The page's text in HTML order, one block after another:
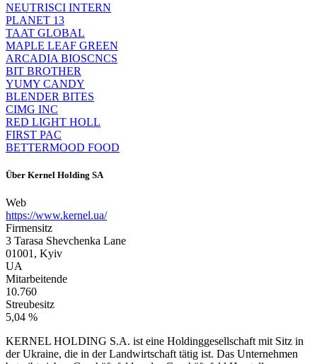
NEUTRISCI INTERN
PLANET 13
TAAT GLOBAL
MAPLE LEAF GREEN
ARCADIA BIOSCNCS
BIT BROTHER
YUMY CANDY
BLENDER BITES
CIMG INC
RED LIGHT HOLL
FIRST PAC
BETTERMOOD FOOD
Über Kernel Holding SA
Web
https://www.kernel.ua/
Firmensitz
3 Tarasa Shevchenka Lane
01001, Kyiv
UA
Mitarbeitende
10.760
Streubesitz
5,04 %
KERNEL HOLDING S.A. ist eine Holdinggesellschaft mit Sitz in
der Ukraine, die in der Landwirtschaft tätig ist. Das Unternehmen